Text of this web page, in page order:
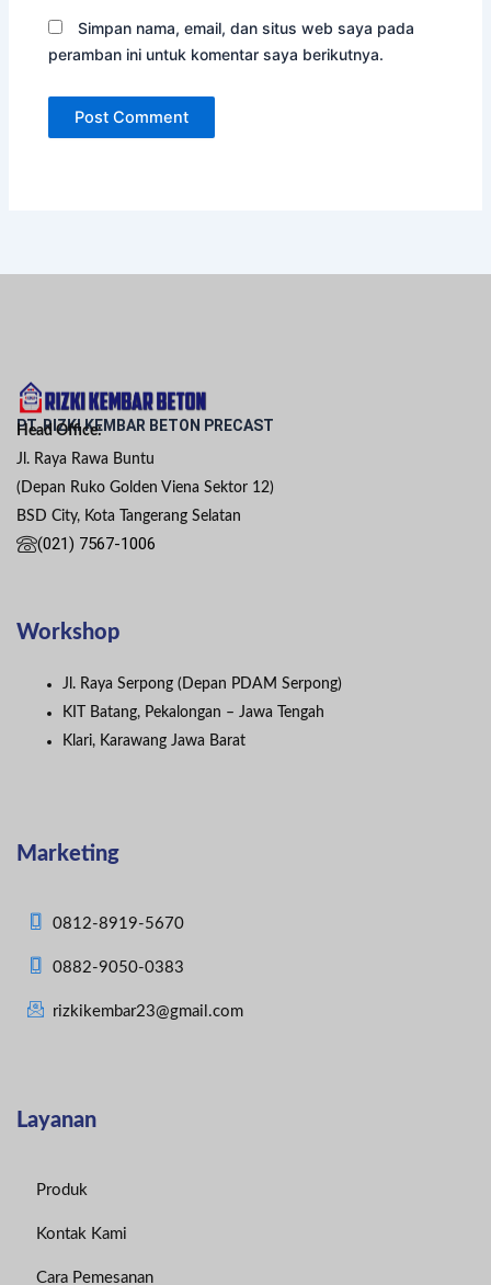
Simpan nama, email, dan situs web saya pada
peramban ini untuk komentar saya berikutnya.
PT. RIZKI KEMBAR BETON PRECAST
Head Office:
Jl. Raya Rawa Buntu
(Depan Ruko Golden Viena Sektor 12)
BSD City, Kota Tangerang Selatan
(021) 7567-1006
Workshop
Jl. Raya Serpong (Depan PDAM Serpong)
KIT Batang, Pekalongan – Jawa Tengah
Klari, Karawang Jawa Barat
Marketing
0812-8919-5670
0882-9050-0383
rizkikembar23@gmail.com
Layanan
Produk
Kontak Kami
Cara Pemesanan